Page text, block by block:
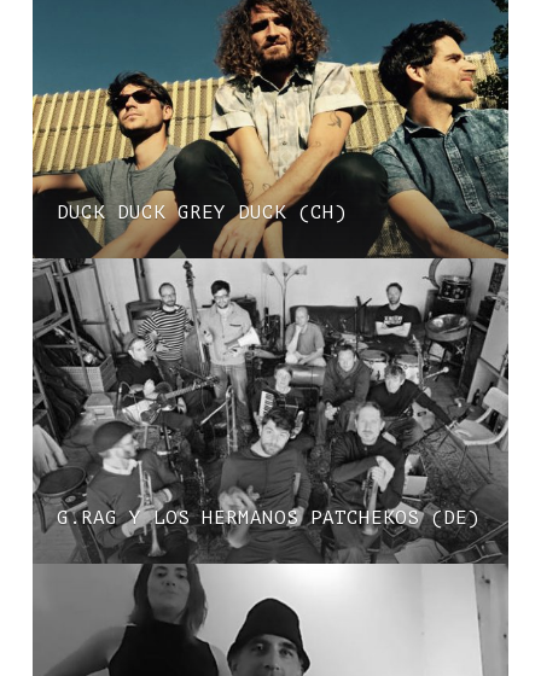
DUCK DUCK GREY DUCK (CH)
G.RAG Y LOS HERMANOS PATCHEKOS (DE)